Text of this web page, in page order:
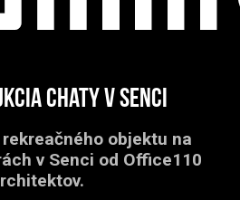
chaty v Senci
objektu na
v Senci od Office110